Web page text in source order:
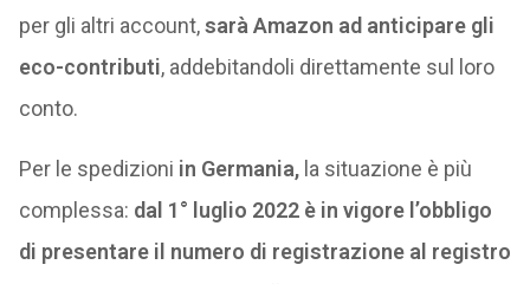
per gli altri account,sarà Amazon ad anticipare gli
eco-contributi, addebitandoli direttamente sul loro
conto.
Per le spedizioni in Germania,la situazione è più
complessa: dal 1° luglio 2022 è in vigore l’obbligo
di presentare il numero di registrazione al registro